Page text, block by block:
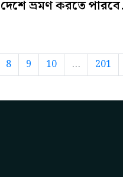
দেশে ভ্রমণ করতে
8 9 10 ... 201